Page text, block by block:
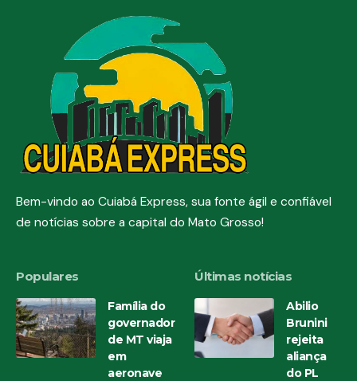
Bem-vindo ao Cuiabá Express, sua fonte ágil e confiável
de notícias sobre a capital do Mato Grosso!
Populares
Família do
governador
de MT viaja
em
aeronave
Últimas notícias
Abilio
Brunini
rejeita
aliança
do PL